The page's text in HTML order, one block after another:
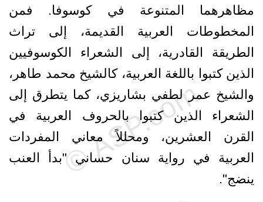
مظاهرهما المتنوعة في كوسوفا. فمن
المخطوطات العربية القديمة، إلى تراث
الطريقة القادرية، إلى الشعراء الكوسوفيين
الذين كتبوا باللغة العربية، كالشيخ محمد طاهر،
والشيخ عمر لطفي بشاريزي، كما يتطرق إلى
الشعراء الذين كتبوا بالحروف العربية في
القرن العشرين، ومحللاً معاني المفردات
العربية في رواية سنان حساني "بدأ العنب
ينضج".